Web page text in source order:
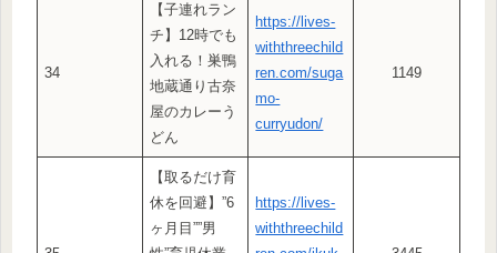
34
【子連れラン
チ】12時でも
入れる！巣鴨
地蔵通り古奈
屋のカレーう
どん
https://lives-
withthreechild
ren.com/suga
mo-
curryudon/
1149
【取るだけ育
休を回避】”6
ヶ月目””男
https://lives-
withthreechild